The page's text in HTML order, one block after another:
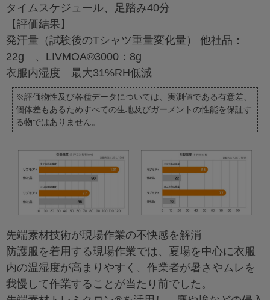
タイムスケジュール、足踏み40分
【評価結果】
発汗量（試験後のTシャツ重量変化量） 他社品：
22g 、LIVMOA®3000：8g
衣服内湿度 最大31%RH低減
※評価物性及び各種データについては、実測値である有意差、
個体差もあるためすべての生地及びガーメントの性能を保証す
る物ではありません。
先端素材技術が現場作業の不快感を解消
防護服を着用する現場作業では、夏場を中心に衣服
内の温湿度が高まりやすく、作業者が暑さやムレを
我慢して作業することが当たり前でした。